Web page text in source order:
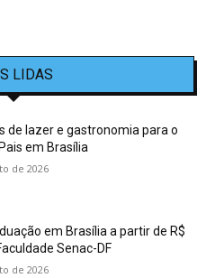
LIDAS
de lazer e gastronomia para o
em Brasília
de 2026
em Brasília a partir de R$
Senac-DF
de 2026